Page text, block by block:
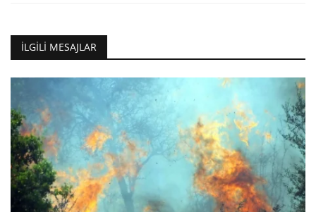
İLGILI MESAJLAR